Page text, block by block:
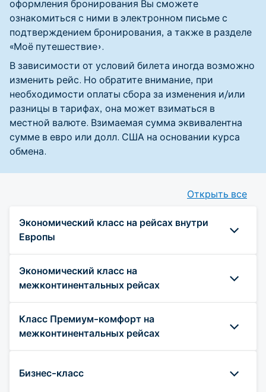
оформления бронирования Вы сможете
ознакомиться с ними в электронном письме с
подтверждением бронирования, а также в разделе
«Моё путешествие».
В зависимости от условий билета иногда возможно
изменить рейс. Но обратите внимание, при
необходимости оплаты сбора за изменения и/или
разницы в тарифах, она может взиматься в
местной валюте. Взимаемая сумма эквивалентна
сумме в евро или долл. США на основании курса
обмена.
Открыть все
Экономический класс на рейсах внутри
Европы
Экономический класс на
межконтинентальных рейсах
Класс Премиум-комфорт на
межконтинентальных рейсах
Бизнес-класс